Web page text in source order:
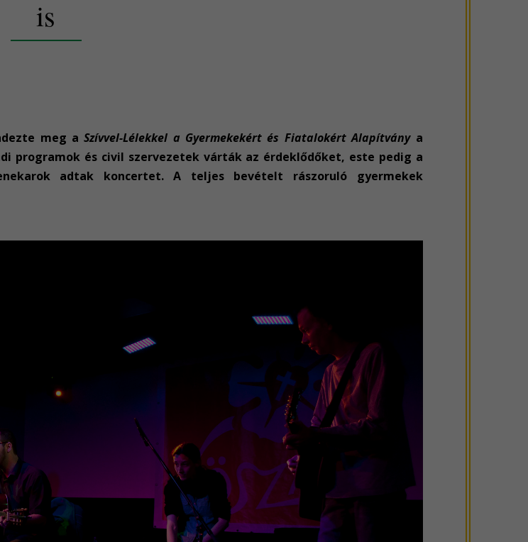
is
meg aSzívvel-Lélekkel a Gyermekekért és Fiatalokért Alapítványa
programok és civil szervezetek várták az érdeklődőket, este pedig a
adtak koncertet. A teljes bevételt rászoruló gyermekek